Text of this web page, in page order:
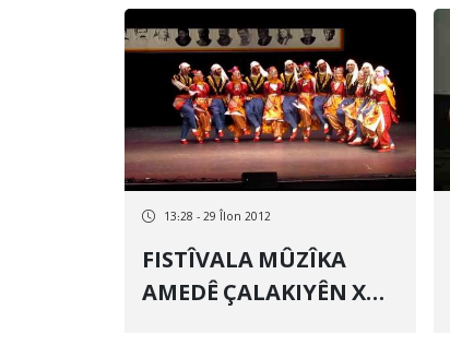
13:28 - 29 Îlon 2012
FISTÎVALA MÛZÎKA
AMEDÊ ÇALAKIYÊN XWE